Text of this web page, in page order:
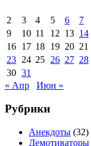
2
3 4 5 6 7
9
10 11 12 13 14
16 17 18 19 20 21
23 24 25 26 27 28
30 31
« Апр
Июн »
Рубрики
Анекдоты (32)
Демотиваторы